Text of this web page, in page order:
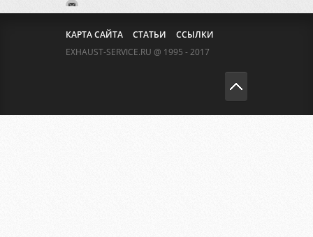
КАРТА САЙТА СТАТЬИ
ССЫЛКИ
EXHAUST-SERVICE.RU @ 1995 - 2017